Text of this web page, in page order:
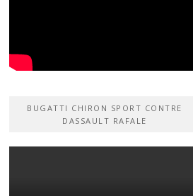
BUGATTI CHIRON SPORT CONTRE
DASSAULT RAFALE